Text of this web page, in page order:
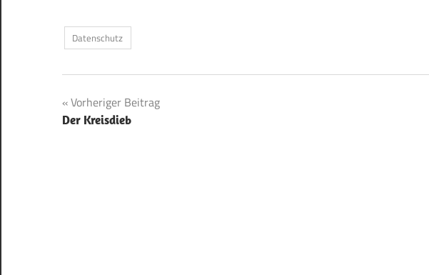
Datenschutz
Beitragsnavigation
Vorheriger Beitrag
Der Kreisdieb